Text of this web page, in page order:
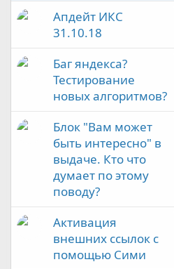
Апдейт ИКС
31.10.18
Баг яндекса?
Тестирование
новых алгоритмов?
Блок "Вам может
быть интересно" в
выдаче. Кто что
думает по этому
поводу?
Активация
внешних ссылок с
помощью Сими